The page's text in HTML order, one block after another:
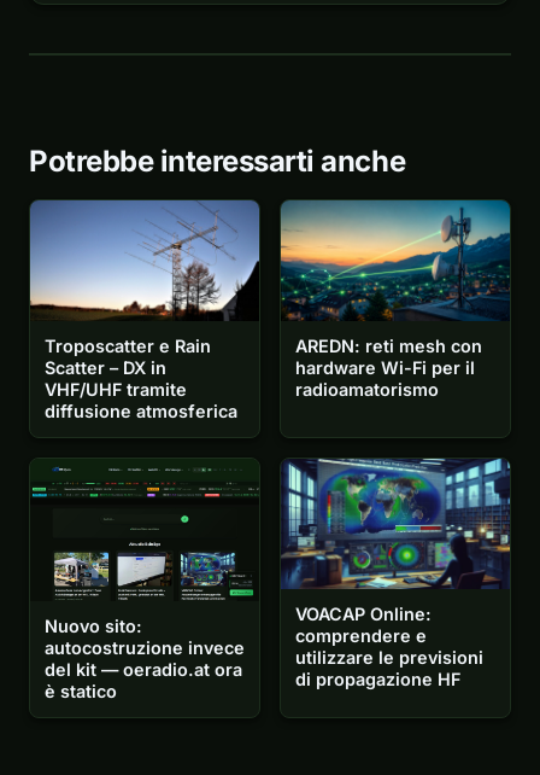
Potrebbe interessarti anche
Troposcatter e Rain
Scatter – DX in
VHF/UHF tramite
diffusione atmosferica
AREDN: reti mesh con
hardware Wi-Fi per il
radioamatorismo
Nuovo sito:
autocostruzione invece
del kit — oeradio.at ora
è statico
VOACAP Online:
comprendere e
utilizzare le previsioni
di propagazione HF